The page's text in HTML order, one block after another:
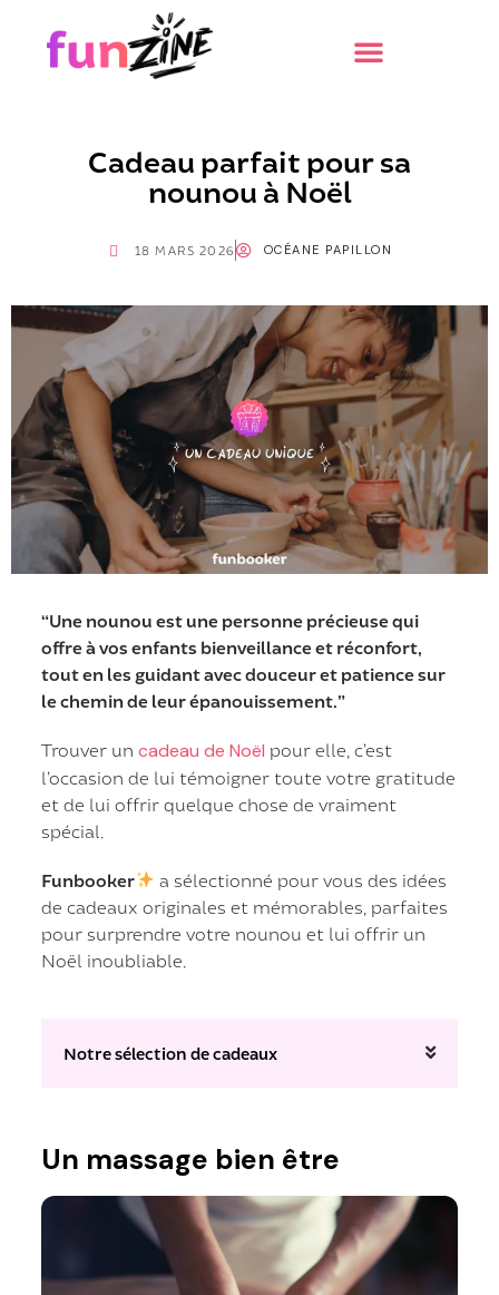
Cadeau parfait pour sa
nounou à Noël
18 MARS 2026 OCÉANE PAPILLON
“Une nounou est une personne précieuse qui
offre à vos enfants bienveillance et réconfort,
tout en les guidant avec douceur et patience sur
le chemin de leur épanouissement.”
Trouver uncadeau de Noël pour elle, c’est
l’occasion de lui témoigner toute votre gratitude
et de lui offrir quelque chose de vraiment
spécial.
Funbooker
a sélectionné pour vous des idées
de cadeaux originales et mémorables, parfaites
pour surprendre votre nounou et lui offrir un
Noël inoubliable.
Notre sélection de cadeaux
Un massage bien être